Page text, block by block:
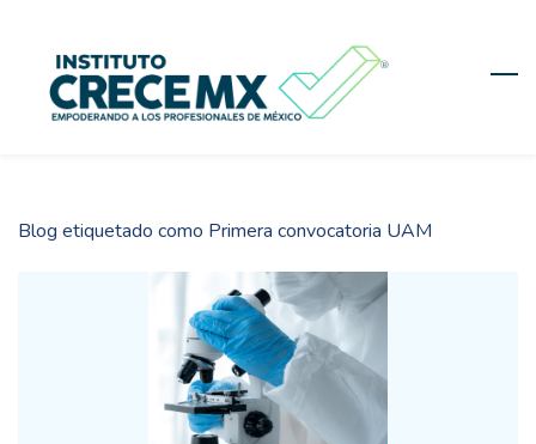
content
Blog etiquetado como Primera convocatoria UAM